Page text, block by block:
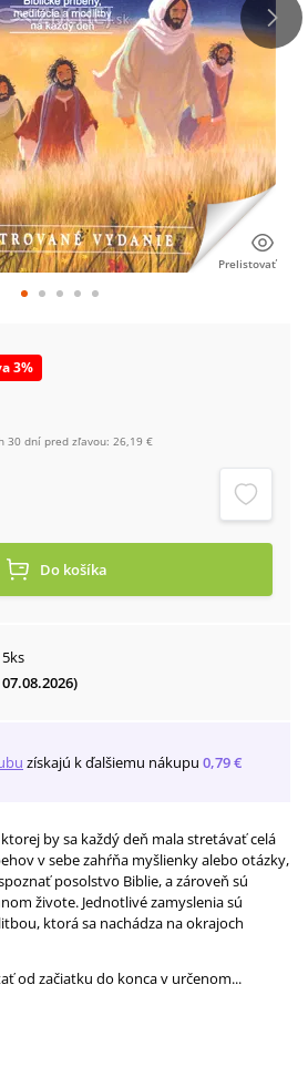
Prelistovať
3%
30 dní pred zľavou: 26,19 €
Do košíka
získajú k ďalšiemu nákupu 0,79 €
by sa každý deň mala stretávať celá
v sebe zahŕňa myšlienky alebo otázky,
posolstvo Biblie, a zároveň sú
živote. Jednotlivé zamyslenia sú
ktorá sa nachádza na okrajoch
od začiatku do konca v určenom...